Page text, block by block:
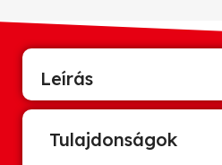
Leírás
Tulajdonságok